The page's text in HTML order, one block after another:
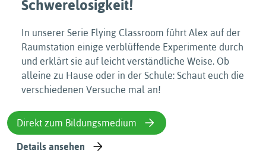
Schwerelosigkeit!
In unserer Serie Flying Classroom führt Alex auf der
Raumstation einige verblüffende Experimente durch
und erklärt sie auf leicht verständliche Weise. Ob
alleine zu Hause oder in der Schule: Schaut euch die
verschiedenen Versuche mal an!
Direkt zum Bildungsmedium
Details ansehen